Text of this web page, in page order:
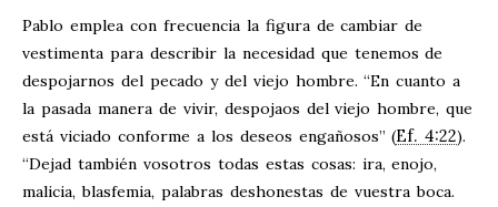
Pablo emplea con frecuencia la figura de cambiar de
vestimenta para describir la necesidad que tenemos de
despojarnos del pecado y del viejo hombre. “En cuanto a
la pasada manera de vivir, despojaos del viejo hombre, que
está viciado conforme a los deseos engañosos” (Ef. 4:22).
“Dejad también vosotros todas estas cosas: ira, enojo,
malicia, blasfemia, palabras deshonestas de vuestra boca.